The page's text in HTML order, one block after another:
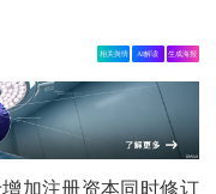
相关舆情 AI解读 生成海报
加注册资本同时修订